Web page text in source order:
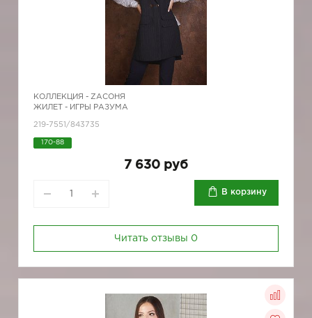
КОЛЛЕКЦИЯ - ZAСОНЯ
ЖИЛЕТ - ИГРЫ РАЗУМА
219-7551/843735
170-88
7 630 руб
В корзину
Читать отзывы 0